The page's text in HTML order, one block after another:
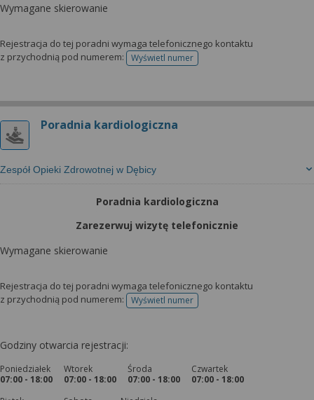
Wymagane skierowanie
Rejestracja do tej poradni wymaga telefonicznego kontaktu
z przychodnią pod numerem:
Wyświetl numertelefonu do rejestracji
Poradnia kardiologiczna
Zespół Opieki Zdrowotnej w Dębicy
Poradnia kardiologiczna
Zarezerwuj wizytę telefonicznie
Wymagane skierowanie
Rejestracja do tej poradni wymaga telefonicznego kontaktu
z przychodnią pod numerem:
Wyświetl numertelefonu do rejestracji
Godziny otwarcia rejestracji:
Poniedziałek
07:00 - 18:00
Wtorek
07:00 - 18:00
Środa
07:00 - 18:00
Czwartek
07:00 - 18:00